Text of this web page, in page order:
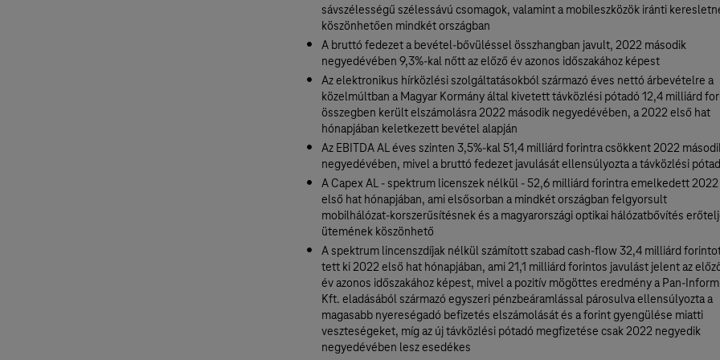
sávszélességű szélessávú csomagok, valamint a mobileszközök iránti
köszönhetően mindkét országban
A bruttó fedezet a bevétel-bővüléssel összhangban javult, 2022 második
negyedévében 9,3%-kal nőtt az előző év azonos időszakához képest
Az elektronikus hírközlési szolgáltatásokból származó éves nettó árbevételre a
közelmúltban a Magyar Kormány által kivetett távközlési pótadó 12,4 milliárd
összegben került elszámolásra 2022 második negyedévében, a 2022 első hat
hónapjában keletkezett bevétel alapján
Az EBITDA AL éves szinten 3,5%-kal 51,4 milliárd forintra csökkent 2022
negyedévében, mivel a bruttó fedezet javulását ellensúlyozta a távközlési
A Capex AL - spektrum licenszek nélkül - 52,6 milliárd forintra emelkedett 2022
első hat hónapjában, ami elsősorban a mindkét országban felgyorsult
mobilhálózat-korszerűsítésnek és a magyarországi optikai hálózatbővítés
ütemének köszönhető
A spektrum lincenszdíjak nélkül számított szabad cash-flow 32,4 milliárd
tett ki 2022 első hat hónapjában, ami 21,1 milliárd forintos javulást jelent az
év azonos időszakához képest, mivel a pozitív mögöttes eredmény a Pan-Inform
Kft. eladásából származó egyszeri pénzbeáramlással párosulva ellensúlyozta a
magasabb nyereségadó befizetés elszámolását és a forint gyengülése miatti
veszteségeket, míg az új távközlési pótadó megfizetése csak 2022 negyedik
negyedévében lesz esedékes